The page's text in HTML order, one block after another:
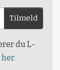
Tilmeld
du L-